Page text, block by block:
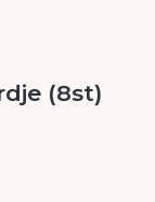
(8st)